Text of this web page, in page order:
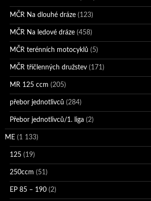
MČR Na dlouhé dráze (123)
MČR Na ledové dráze (458)
MČR terénních motocyklů (5)
MČR tříčlenných družstev (171)
MR 125 ccm (205)
přebor jednotlivců (284)
Přebor jednotlivců/1. liga (2)
ME (1 133)
125 (19)
250ccm (51)
EP 85 – 190 (2)